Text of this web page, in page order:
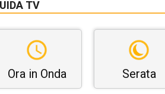
TV
Ora in Onda Serata